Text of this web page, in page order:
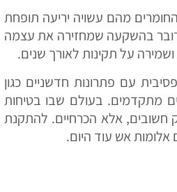
מהם עשויה יריעה תופחת
בהשקעה שמחזירה את עצמה
על תקינות לאורך שנים.
עם פתרונות חדשניים כגון
מתקדמים. בעולם שבו בטיחות
חשובים, אלא הכרחיים. להתקנת
אלומות אש עוד היום.